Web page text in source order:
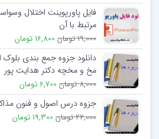
فایل پاورپوینت اختلال
مرتبط با آن
19,000 تومان 16,800 تومان
دانلود جزوه جمع بندی
مخ و مخچه دکتر هدایت پور
8,000 تومان 6,700 تومان
جزوه درس اصول و فنون
22,000 تومان 19,300 تومان